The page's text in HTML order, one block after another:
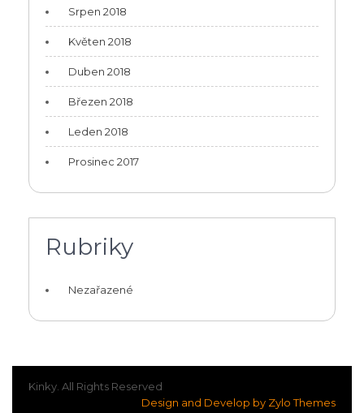
Srpen 2018
Květen 2018
Duben 2018
Březen 2018
Leden 2018
Prosinec 2017
Rubriky
Nezařazené
Kinky. All Rights Reserved
Design and Develop by Zylo Themes